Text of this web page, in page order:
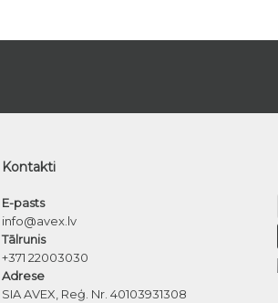
Kontakti
E-pasts
info@avex.lv
Tālrunis
+371 22003030
Adrese
SIA AVEX, Reģ. Nr. 40103931308